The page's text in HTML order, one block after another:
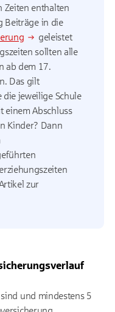
Zeiten enthalten
Beiträge in die
geleistet
sollten alle
ab dem 17.
Das gilt
jeweilige Schule
einem Abschluss
Kinder? Dann
zur
und mindestens 5